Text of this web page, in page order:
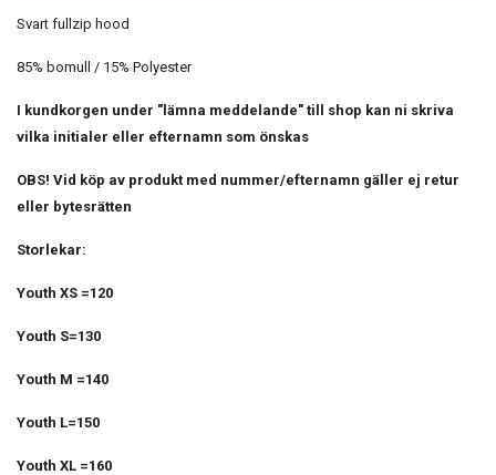
Svart fullzip hood
85% bomull / 15% Polyester
I kundkorgen under "lämna meddelande" till shop kan ni skriva
vilka initialer eller efternamn som önskas
OBS! Vid köp av produkt med nummer/efternamn gäller ej retur
eller bytesrätten
Storlekar:
Youth XS =120
Youth S=130
Youth M =140
Youth L=150
Youth XL =160